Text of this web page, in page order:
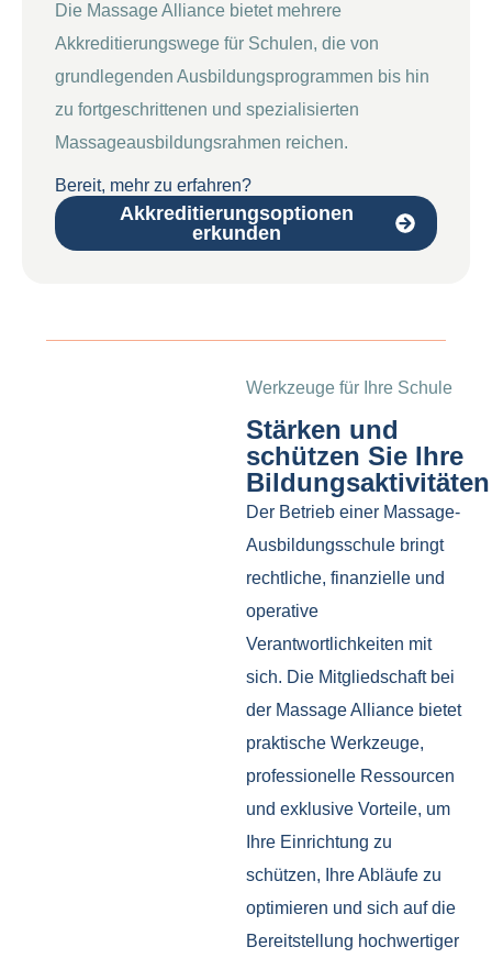
Die Massage Alliance bietet mehrere
Akkreditierungswege für Schulen, die von
grundlegenden Ausbildungsprogrammen bis hin
zu fortgeschrittenen und spezialisierten
Massageausbildungsrahmen reichen.
Bereit, mehr zu erfahren?
Akkreditierungsoptionen
erkunden
Werkzeuge für Ihre Schule
Stärken und
schützen Sie Ihre
Bildungsaktivitäten
Der Betrieb einer Massage-
Ausbildungsschule bringt
rechtliche, finanzielle und
operative
Verantwortlichkeiten mit
sich. Die Mitgliedschaft bei
der Massage Alliance bietet
praktische Werkzeuge,
professionelle Ressourcen
und exklusive Vorteile, um
Ihre Einrichtung zu
schützen, Ihre Abläufe zu
optimieren und sich auf die
Bereitstellung hochwertiger